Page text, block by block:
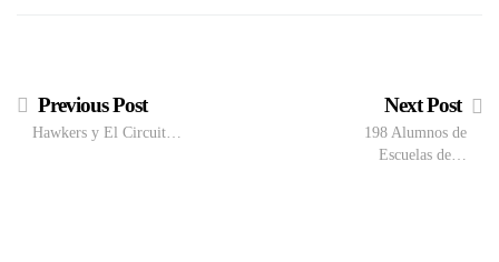
Previous Post
Hawkers y El Circuit…
Next Post
198 Alumnos de
Escuelas de…